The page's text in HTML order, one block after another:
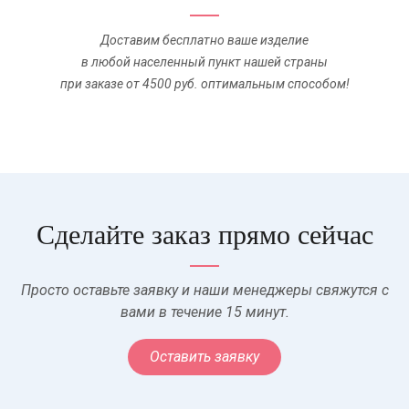
Доставим бесплатно ваше изделие
в любой населенный пункт нашей страны
при заказе от 4500 руб. оптимальным способом!
Сделайте заказ прямо сейчас
Просто оставьте заявку и наши менеджеры свяжутся с
вами в течение 15 минут.
Оставить заявку